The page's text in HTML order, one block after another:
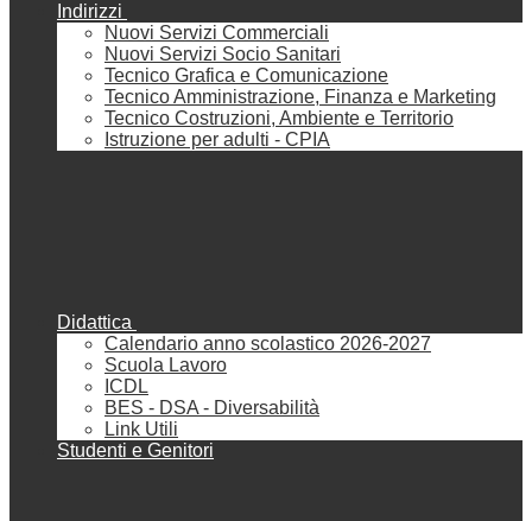
Indirizzi
Nuovi Servizi Commerciali
Nuovi Servizi Socio Sanitari
Tecnico Grafica e Comunicazione
Tecnico Amministrazione, Finanza e Marketing
Tecnico Costruzioni, Ambiente e Territorio
Istruzione per adulti - CPIA
Didattica
Calendario anno scolastico 2026-2027
Scuola Lavoro
ICDL
BES - DSA - Diversabilità
Link Utili
Studenti e Genitori